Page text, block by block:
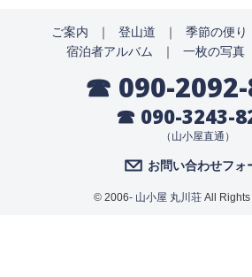
ご案内 ｜ 登山道 ｜ 季節の便り
宿泊者アルバム
｜ 一枚の写真
☎ 090-
☎ 090-3243-
（山小屋直通）
お問い合わせフォ
© 2006- 山小屋 丸川荘 All Rights